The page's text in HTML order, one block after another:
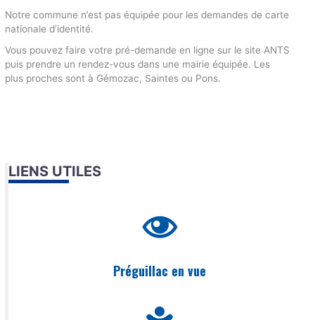
Notre commune n’est pas équipée pour les demandes de carte
nationale d’identité.
Vous pouvez faire votre pré-demande en ligne sur le site ANTS
puis prendre un rendez-vous dans une mairie équipée. Les
plus proches sont à Gémozac, Saintes ou Pons.
LIENS UTILES
Préguillac en vue